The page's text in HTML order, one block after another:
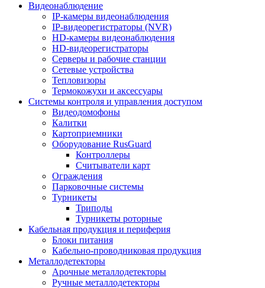
Видеонаблюдение
IP-камеры видеонаблюдения
IP-видеорегистраторы (NVR)
HD-камеры видеонаблюдения
HD-видеорегистраторы
Серверы и рабочие станции
Сетевые устройства
Тепловизоры
Термокожухи и аксессуары
Системы контроля и управления доступом
Видеодомофоны
Калитки
Картоприемники
Оборудование RusGuard
Контроллеры
Считыватели карт
Ограждения
Парковочные системы
Турникеты
Триподы
Турникеты роторные
Кабельная продукция и периферия
Блоки питания
Кабельно-проводниковая продукция
Металлодетекторы
Арочные металлодетекторы
Ручные металлодетекторы